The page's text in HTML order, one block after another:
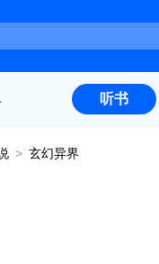
听书
> 玄幻异界